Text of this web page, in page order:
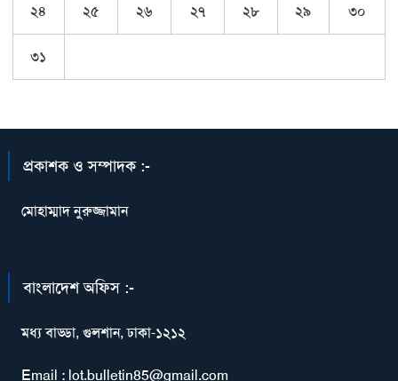
২৪ ২৫ ২৬ ২৭ ২৮ ২৯ ৩০
৩১
প্রকাশক ও সম্পাদক :-
মোহাম্মাদ নুরুজ্জামান
বাংলাদেশ অফিস :-
মধ্য বাড্ডা, গুলশান, ঢাকা-১২১২
Email : lot.bulletin85@gmail.com